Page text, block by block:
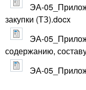
ЭА-
закупки (ТЗ).docx
ЭА-
содержанию,
ЭА-